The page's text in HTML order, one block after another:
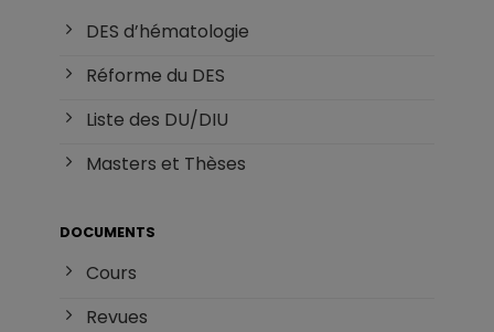
DES d’hématologie
Réforme du DES
Liste des DU/DIU
Masters et Thèses
DOCUMENTS
Cours
Revues